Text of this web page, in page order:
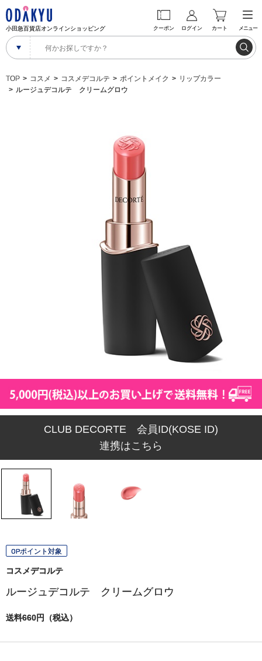
小田急百貨店オンラインショッピング クーポン ログイン カート メニュー
TOP コスメ コスメデコルテ ポイントメイク
リップカラー
ルージュデコルテ クリームグロウ
CLUB DECORTE 会員ID(KOSE ID)
連携はこちら
OPポイント対象
コスメデコルテ
ルージュデコルテ クリームグロウ
送料660円（税込）